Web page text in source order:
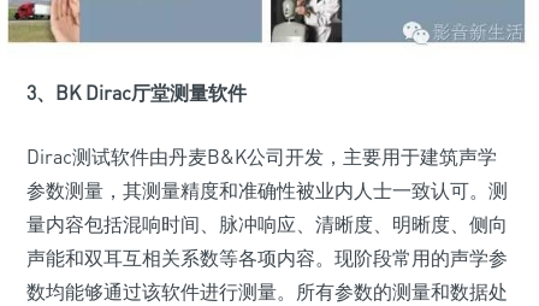
3、BK Dirac厅堂测量软件
Dirac测试软件由丹麦B&K公司开发，主要用于建筑声学
参数测量，其测量精度和准确性被业内人士一致认可。测
量内容包括混响时间、脉冲响应、清晰度、明晰度、侧向
声能和双耳互相关系数等各项内容。现阶段常用的声学参
数均能够通过该软件进行测量。所有参数的测量和数据处